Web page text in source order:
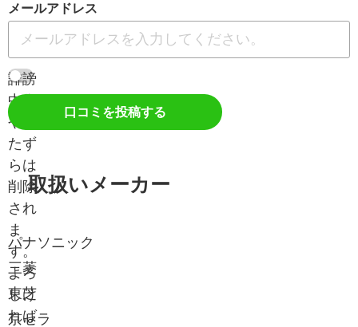
メールアドレス
誹謗
中傷
やい
たず
らは
削除
され
ま
す。
よろ
しけ
れば
口コミを投稿する
取扱いメーカー
パナソニック
三菱
東芝
京セラ